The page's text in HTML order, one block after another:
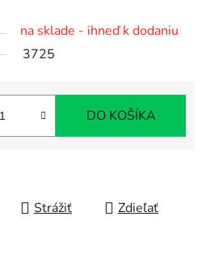
na sklade - ihneď k dodaniu
3725
DO KOŠÍKA
Strážiť Zdieľať